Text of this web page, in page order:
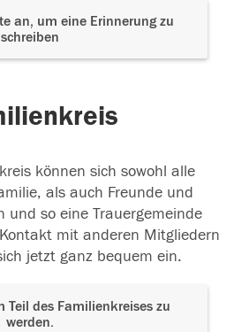
an, um eine Erinnerung zu
schreiben
können sich sowohl alle
als auch Freunde und
und so eine Trauergemeinde
mit anderen Mitgliedern
jetzt ganz bequem ein.
Teil des Familienkreises zu
werden.